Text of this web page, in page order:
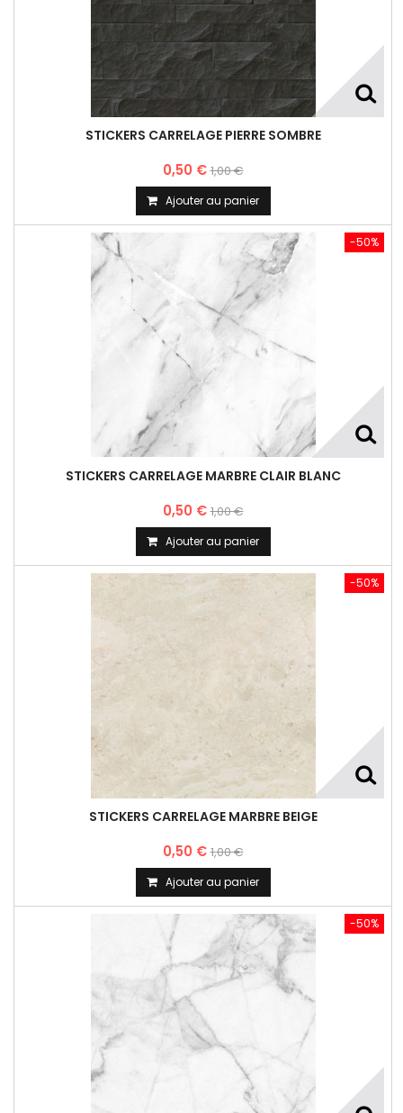
STICKERS CARRELAGE PIERRE SOMBRE
0,50 €1,00 €
Ajouter au panier
STICKERS CARRELAGE MARBRE CLAIR BLANC
0,50 €1,00 €
-50%
Ajouter au panier
STICKERS CARRELAGE MARBRE BEIGE
0,50 €1,00 €
-50%
Ajouter au panier
-50%